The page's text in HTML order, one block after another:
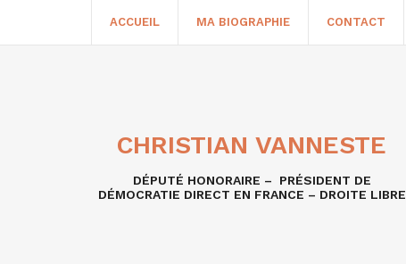
ACCUEIL MA BIOGRAPHIE CONTACT
CHRISTIAN VANNESTE
DÉPUTÉ HONORAIRE – PRÉSIDENT DE
DÉMOCRATIE DIRECT EN FRANCE – DROITE LIBRE